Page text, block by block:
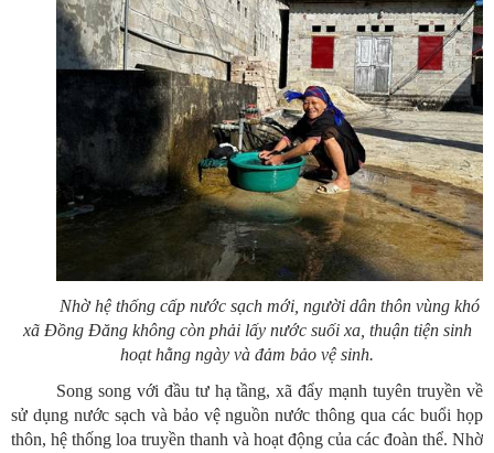
Nhờ hệ thống cấp nước sạch mới, người dân thôn vùng khó
xã Đồng Đăng không còn phải lấy nước suối xa, thuận tiện sinh
hoạt hằng ngày và đảm bảo vệ sinh.
Song song với đầu tư hạ tầng, xã đẩy mạnh tuyên truyền về
sử dụng nước sạch và bảo vệ nguồn nước thông qua các buổi họp
thôn, hệ thống loa truyền thanh và hoạt động của các đoàn thể. Nhờ